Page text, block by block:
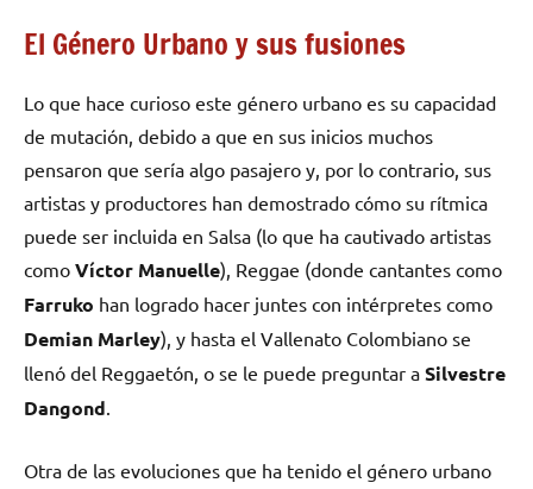
El Género Urbano y sus fusiones
Lo que hace curioso este género urbano es su capacidad
de mutación, debido a que en sus inicios muchos
pensaron que sería algo pasajero y, por lo contrario, sus
artistas y productores han demostrado cómo su rítmica
puede ser incluida en Salsa (lo que ha cautivado artistas
como Víctor Manuelle), Reggae (donde cantantes como
Farruko han logrado hacer juntes con intérpretes como
Demian Marley), y hasta el Vallenato Colombiano se
llenó del Reggaetón, o se le puede preguntar a Silvestre
Dangond
Otra de las evoluciones que ha tenido el género urbano